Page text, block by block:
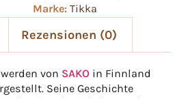
Marke: Tikka
Rezensionen (0)
von SAKO in Finnland
Seine Geschichte